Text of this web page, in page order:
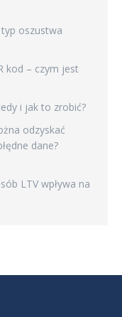
oszustwa
kod – czym jest
i jak to zrobić?
odzyskać
dane?
LTV wpływa na